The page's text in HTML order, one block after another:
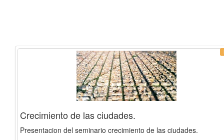
Crecimiento de las ciudades.
Presentacion del seminario crecimiento de las ciudades.